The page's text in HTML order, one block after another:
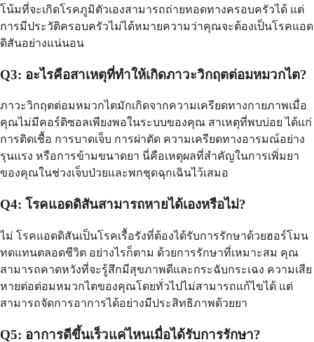
โน้มที่จะเกิดโรคภูมิตัวเองสามารถถ่ายทอดทางครอบครัวได้ แต่
การมีประวัติครอบครัวไม่ได้หมายความว่าคุณจะต้องเป็นโรคแอด
ดิสันอย่างแน่นอน
Q3: อะไรคือสาเหตุที่ทำให้เกิดภาวะวิกฤตต่อมหมวกไต?
ภาวะวิกฤตต่อมหมวกไตมักเกิดจากความเครียดทางกายภาพเมื่อ
คุณไม่มีคอร์ติซอลเพียงพอในระบบของคุณ สาเหตุที่พบบ่อย ได้แก่
การติดเชื้อ การบาดเจ็บ การผ่าตัด ความเครียดทางอารมณ์อย่าง
รุนแรง หรือการข้ามขนาดยา นี่คือเหตุผลที่สำคัญในการเพิ่มยา
ของคุณในช่วงเจ็บป่วยและพกชุดฉุกเฉินไว้เสมอ
Q4: โรคแอดดิสันสามารถหายได้เองหรือไม่?
ไม่ โรคแอดดิสันเป็นโรคเรื้อรังที่ต้องได้รับการรักษาด้วยฮอร์โมน
ทดแทนตลอดชีวิต อย่างไรก็ตาม ด้วยการรักษาที่เหมาะสม คุณ
สามารถคาดหวังที่จะรู้สึกมีสุขภาพดีและกระฉับกระเฉง ความเสีย
หายต่อต่อมหมวกไตของคุณโดยทั่วไปไม่สามารถแก้ไขได้ แต่
สามารถจัดการอาการได้อย่างมีประสิทธิภาพด้วยยา
Q5: อาการดีขึ้นเร็วแค่ไหนเมื่อได้รับการรักษา?